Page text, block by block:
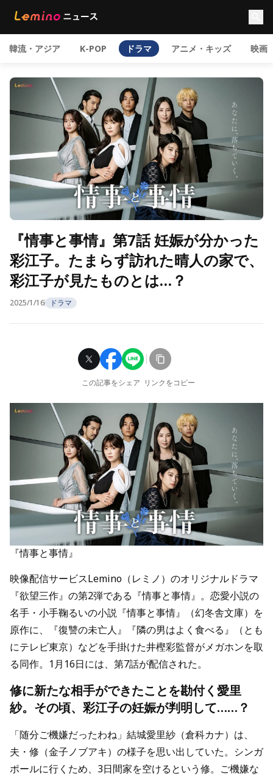
韓流・アジア K-POP ドラマ アニメ・キッズ 映画
『情事と事情』第7話 妊娠が分かった
彩江子。たまらず訪れた晴人の家で、
彩江子が見たものとは…？
2025/1/16 ドラマ
この記事をシェア リンクをコピー
『情事と事情』
映像配信サービスLemino（レミノ）のオリジナルドラマ
『欲望三作』の第2弾である『情事と事情』。恋愛小説の
名手・小手鞠るいの小説『情事と事情』（幻冬舎文庫）を
原作に、『復讐の未亡人』『隣の男はよく食べる』（とも
にテレビ東京）などを手掛けた井樫彩監督がメガホンを取
る同作。1月16日には、第7話が配信された。
修に新たな相手ができたことを勘付く愛里
紗。その頃、彩江子の妊娠が判明して……？
「随分ご機嫌だったわね」結城愛里紗（倉科カナ）は、
夫・修（金子ノブアキ）の様子を思い出していた。シンガ
ポールに行くため、3日間家を空けるという修。ご機嫌な